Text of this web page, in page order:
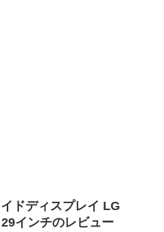
ドディスプレイ LG
インチのレビュー